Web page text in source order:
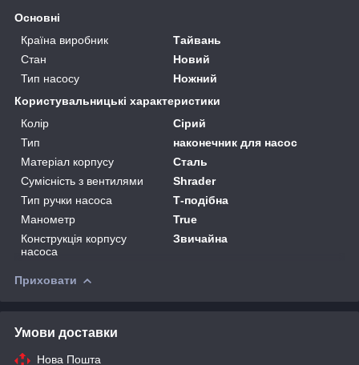
Основні
Країна виробник
Тайвань
Стан
Новий
Тип насосу
Ножний
Користувальницькі характеристики
Колір
Сірий
Тип
наконечник для насос
Матеріал корпусу
Сталь
Сумісність з вентилями
Shrader
Тип ручки насоса
Т-подібна
Манометр
True
Конструкція корпусу
насоса
Звичайна
Приховати
Умови доставки
Нова Пошта